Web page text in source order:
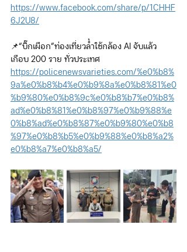
https://www.facebook.com/share/p/1CHHF
6J2U8/
📌“บิ๊กเผือก”ท่องเที่ยวล้ำใช้กล้อง AI จับแล้ว
เกือบ 200 ราย ทั่วประเทศ
https://policenewsvarieties.com/%e0%b8%
9a%e0%b8%b4%e0%b9%8a%e0%b8%81%e0
%b9%80%e0%b8%9c%e0%b8%b7%e0%b8%
ad%e0%b8%81%e0%b8%97%e0%b9%88%e
0%b8%ad%e0%b8%87%e0%b9%80%e0%b8
%97%e0%b8%b5%e0%b9%88%e0%b8%a2%
e0%b8%a7%e0%b8%a5/